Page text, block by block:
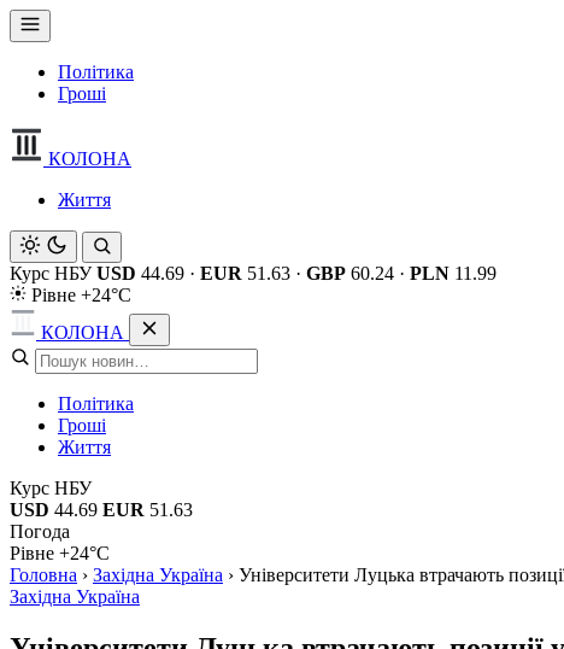
Політика
Гроші
КОЛОНА
Життя
Курс НБУ USD 44.69 · EUR 51.63 · GBP 60.24 · PLN 11.99
Рівне +24°C
КОЛОНА
Політика
Гроші
Життя
Курс НБУ
USD 44.69 EUR 51.63
Погода
Рівне +24°C
Головна › Західна Україна › Університети Луцька втрачають
Західна Україна